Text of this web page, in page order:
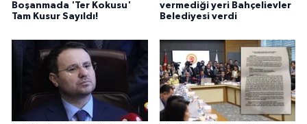
Boşanmada 'Ter Kokusu'
Tam Kusur Sayıldı!
vermediği yeri Bahçelievler
Belediyesi verdi